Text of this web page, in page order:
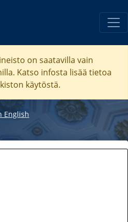
on saatavilla vain
Katso infosta lisää tietoa
käytöstä.
English